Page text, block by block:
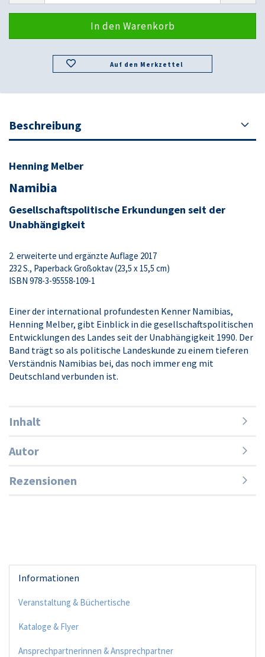
Auf den Merkzettel
Beschreibung
Henning Melber
Namibia
Gesellschaftspolitische Erkundungen seit der
Unabhängigkeit
2. erweiterte und ergänzte Auflage 2017
232 S., Paperback Großoktav (23,5 x 15,5 cm)
ISBN 978-3-95558-109-1
Einer der international profundesten Kenner Namibias,
Henning Melber, gibt Einblick in die gesellschaftspolitischen
Entwicklungen des Landes seit der Unabhängigkeit 1990. Der
Band trägt so als politische Landeskunde zu einem tieferen
Verständnis Namibias bei, das noch immer eng mit
Deutschland verbunden ist.
Inhalt
Autor
Rezensionen
Informationen
Veranstaltung & Büchertische
Kataloge & Flyer
Ansprechpartnerinnen & Ansprechpartner